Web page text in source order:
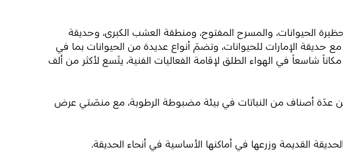
الحيوانات، والمسرح المفتوح، ومنطقة العشب الكبرى، وحديقة
مع حديقة الإمارات للحيوانات، وتضمّ أنواع عديدة من الحيوانات بما في
شاسعاً في الهواء الطلق لإقامة الفعاليات الفنية، يتّسع لأكثر من ألف
عدّة أصناف من النباتات في بيئة مضبوطة الرطوبة، مع منصّتي عرض